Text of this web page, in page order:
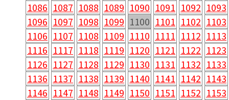
1086 1087 1088 1089 1090 1091 1092 1093
1096 1097 1098 1099 1100 1101 1102 1103
1106 1107 1108 1109 1110 1111 1112 1113
1116 1117 1118 1119 1120 1121 1122 1123
1126 1127 1128 1129 1130 1131 1132 1133
1136 1137 1138 1139 1140 1141 1142 1143
1146 1147 1148 1149 1150 1151 1152 1153